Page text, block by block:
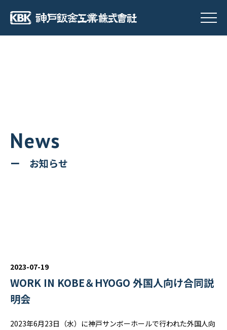
ー お知らせ
2023-07-19
WORK IN KOBE＆HYOGO 外国人向け合同説
明会
2023年6月23日（水）に神戸サンボーホールで行われた外国人向